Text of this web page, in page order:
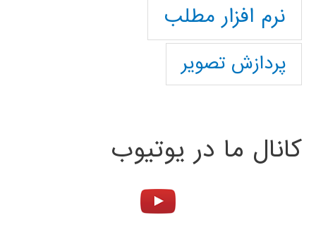
نرم افزار مطلب
پردازش تصویر
کانال ما در یوتیوب